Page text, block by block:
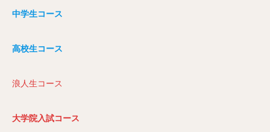
中学生コース
高校生コース
浪人生コース
大学院入試コース